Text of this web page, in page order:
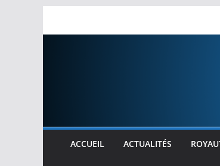
ACCUEIL ACTUALITÉS